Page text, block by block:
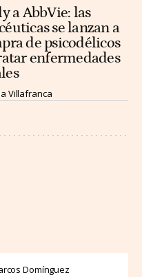
a AbbVie: las
se lanzan a
de psicodélicos
enfermedades
Villafranca
Domínguez